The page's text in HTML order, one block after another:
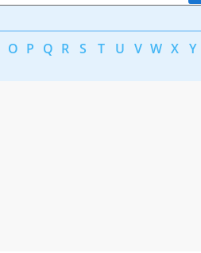
O P Q R S T U V W X Y